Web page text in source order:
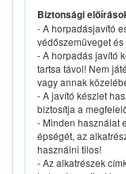
Biztonsági
- A horpadásjavító
védőszemüveget
- A horpadás javító
tartsa távol! Nem
vagy annak
- A javító készlet
biztosítja a
- Minden használat
épségét, az
használni tilos!
- Az alkatrészek